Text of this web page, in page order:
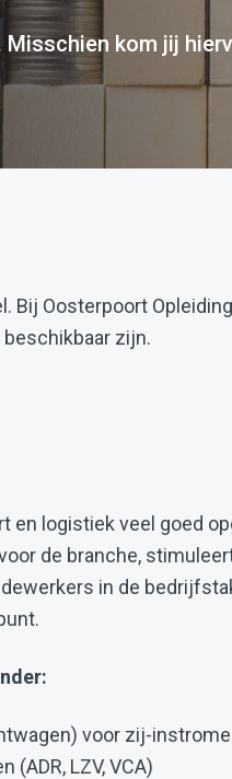
kom jij
Bij Oosterpoort
zijn.
en logistiek veel goed
de branche,
in de
voor zij-
LZV, VCA)